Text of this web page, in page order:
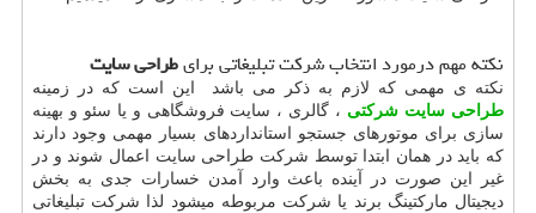
نکته مهم درمورد انتخاب شرکت تبلیغاتی برایطراحی سایت
نکته ی مهمی که لازم به ذکر می باشد این است که در زمینه
طراحی سایت شرکتی ، گالری ، سایت فروشگاهی و یا سئو و بهینه
سازی برای موتورهای جستجو استانداردهای بسیار مهمی وجود دارند
که باید در همان ابتدا توسط شرکت طراحی سایت اعمال شوند و در
غیر این صورت در آینده باعث وارد آمدن خسارات جدی به بخش
دیجیتال مارکتینگ برند یا شرکت مربوطه میشود لذا شرکت تبلیغاتی